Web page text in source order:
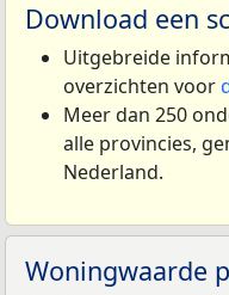
Download een
Uitgebreide
overzichten voor
Meer dan 250
alle provincies,
Nederland.
Woningwaarde